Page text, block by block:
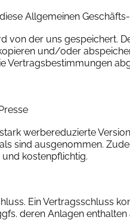
Allgemeinen
von der uns gespeichert.
und/oder
Vertragsbestimmungen
werbereduzierte
sind ausgenommen.
und kostenpflichtig.
Ein Vertragsschluss
deren Anlagen